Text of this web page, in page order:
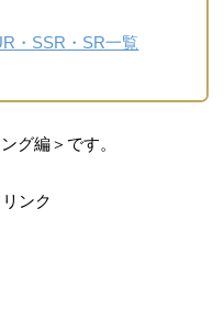
・SSR・SR一覧
グ編＞です。
ンク